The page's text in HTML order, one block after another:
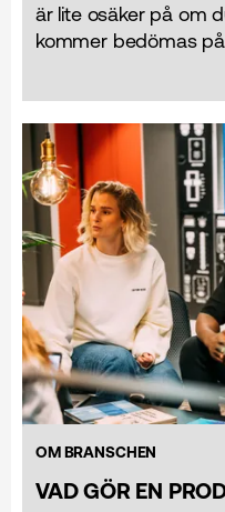
är lite osäker på om
kommer bedömas
OM BRANSCHEN
VAD GÖR EN